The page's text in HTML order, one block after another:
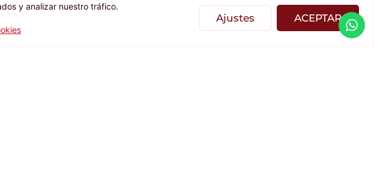
y analizar nuestro tráfico.
Ajustes ACEPTAR